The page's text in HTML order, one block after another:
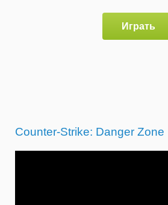
Играть
Counter-Strike: Danger Zone